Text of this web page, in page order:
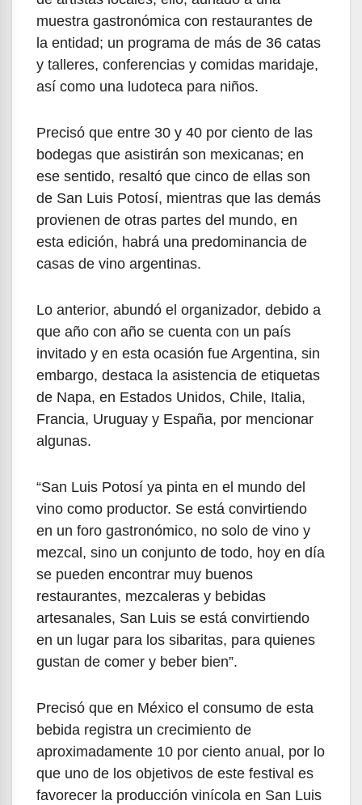
muestra gastronómica con restaurantes de
la entidad; un programa de más de 36 catas
y talleres, conferencias y comidas maridaje,
así como una ludoteca para niños.
Precisó que entre 30 y 40 por ciento de las
bodegas que asistirán son mexicanas; en
ese sentido, resaltó que cinco de ellas son
de San Luis Potosí, mientras que las demás
provienen de otras partes del mundo, en
esta edición, habrá una predominancia de
casas de vino argentinas.
Lo anterior, abundó el organizador, debido a
que año con año se cuenta con un país
invitado y en esta ocasión fue Argentina, sin
embargo, destaca la asistencia de etiquetas
de Napa, en Estados Unidos, Chile, Italia,
Francia, Uruguay y España, por mencionar
algunas.
“San Luis Potosí ya pinta en el mundo del
vino como productor. Se está convirtiendo
en un foro gastronómico, no solo de vino y
mezcal, sino un conjunto de todo, hoy en día
se pueden encontrar muy buenos
restaurantes, mezcaleras y bebidas
artesanales, San Luis se está convirtiendo
en un lugar para los sibaritas, para quienes
gustan de comer y beber bien”.
Precisó que en México el consumo de esta
bebida registra un crecimiento de
aproximadamente 10 por ciento anual, por lo
que uno de los objetivos de este festival es
favorecer la producción vinícola en San Luis